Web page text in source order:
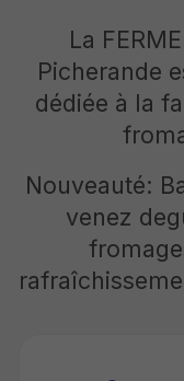
La
Picherande
dédiée à la
Nouveauté:
venez